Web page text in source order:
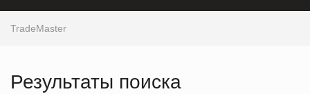
TradeMaster
Результаты поиска